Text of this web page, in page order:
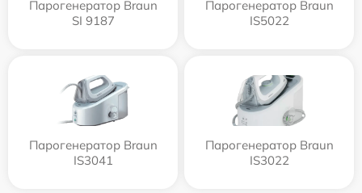
Парогенератор Braun
SI 9187
Парогенератор Braun
IS5022
Парогенератор Braun
IS3041
Парогенератор Braun
IS3022